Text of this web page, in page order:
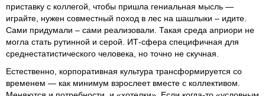
приставку с коллегой, чтобы пришла гениальная мысль —
играйте, нужен совместный поход в лес на шашлыки – идите.
Сами придумали – сами реализовали. Такая среда априори не
могла стать рутинной и серой. ИТ-сфера специфичная для
среднестатистического человека, но точно не скучная.
Естественно, корпоративная культура трансформируется со
временем — как минимум взрослеет вместе с коллективом.